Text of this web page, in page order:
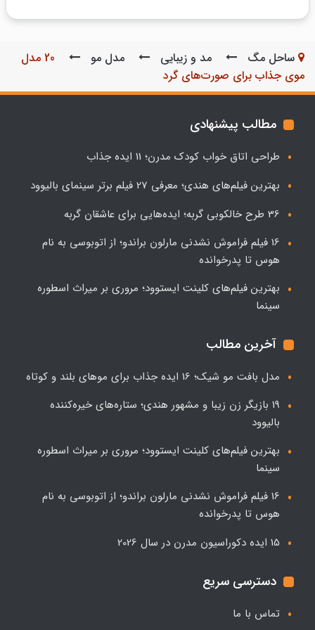
ساحل مگ مد و زیبایی مدل مو
20 مدل
موی جذاب برای صورت‌های گرد
مطالب پیشنهادی
طراحی اتاق خواب کودک مدرن؛ 11 ایده جذاب
بهترین فیلم‌های هندی؛ معرفی 27 فیلم برتر سینمای بالیوود
36 طرح خالکوبی گربه؛ ایده‌هایی برای عاشقان گربه
16 فیلم فراموش نشدنی مارلون براندو؛ از اتوبوسی به نام
هوس تا پدرخوانده
بهترین فیلم‌های کلینت ایستوود؛ مروری بر میراث اسطوره
سینما
آخرین مطالب
مدل بافت مو شیک؛ 16 ایده جذاب برای موهای بلند و کوتاه
19 بازیگر زن زیبا و مشهور هندی؛ ستاره‌های خیره‌کننده
بالیوود
بهترین فیلم‌های کلینت ایستوود؛ مروری بر میراث اسطوره
سینما
16 فیلم فراموش نشدنی مارلون براندو؛ از اتوبوسی به نام
هوس تا پدرخوانده
15 ایده دکوراسیون مدرن در سال 2026
دسترسی سریع
تماس با ما